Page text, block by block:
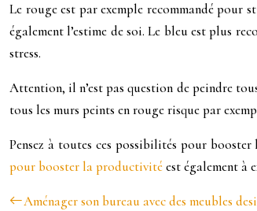
Le rouge est par exemple recommandé pour
également l’estime de soi. Le bleu est plus
stress.
Attention, il n’est pas question de peindre
tous les murs peints en rouge risque par
Pensez à toutes ces possibilités pour
pour booster la productivitéest également à
Aménager son bureau avec des meubles